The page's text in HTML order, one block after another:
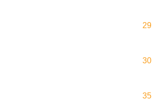
29
30
35